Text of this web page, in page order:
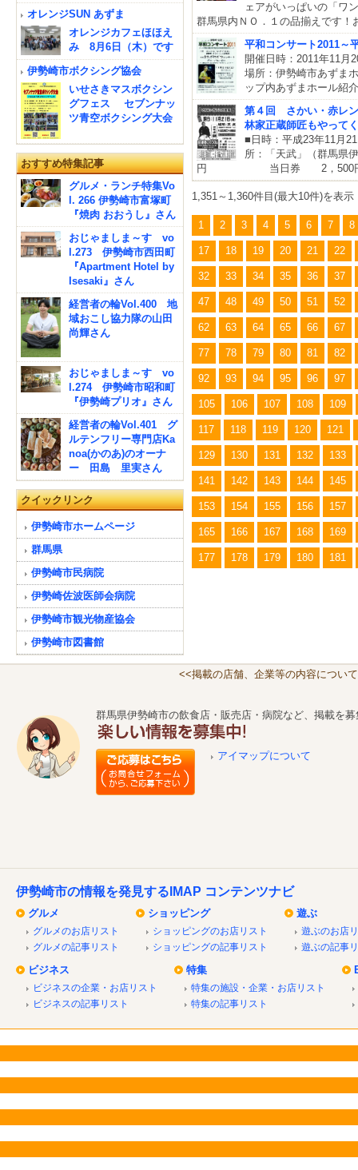
ェアがいっぱいの「ワ
群馬県内ＮＯ．１の品揃えです！
平和コンサート2011～
開催日時：2011年
場所：伊勢崎市あず
ップ内あずまホール紹
第４回 さかい・赤レ
林家正蔵師匠もやって
■日時：平成23年11
所：「天武」（群馬県
円 当日券 2
1,351～1,360件目(最大10件)を表示
1 2 3 4 5 6 7 8
17 18 19 20 21 22
32 33 34 35 36 37
47 48 49 50 51 52
62 63 64 65 66 67
77 78 79 80 81 82
92 93 94 95 96 97
105 106 107 108 109
117 118 119 120 121
129 130 131 132 133
141 142 143 144 145
153 154 155 156 157
165 166 167 168 169
177 178 179 180 181
オレンジSUN あずま
オレンジカフェほほえ
み 8月6日（木）です
伊勢崎市ボクシング協会
いせさきマスボクシン
グフェス セブンナッ
ツ青空ボクシング大会
おすすめ特集記事
グルメ・ランチ特集Vo
l. 266 伊勢崎市富塚町
『焼肉 おおうし』さん
おじゃましま～す vo
l.273 伊勢崎市西田町
『Apartment Hotel by
Isesaki』さん
経営者の輪Vol.400 地
域おこし協力隊の山田
尚輝さん
おじゃましま～す vo
l.274 伊勢崎市昭和町
『伊勢崎プリオ』さん
経営者の輪Vol.401 グ
ルテンフリー専門店Ka
noa(かのあ)のオーナ
ー 田島 里実さん
クイックリンク
伊勢崎市ホームページ
群馬県
伊勢崎市民病院
伊勢崎佐波医師会病院
伊勢崎市観光物産協会
伊勢崎市図書館
<<掲載の店舗、企業等の内容につい
群馬県伊勢崎市の飲食店・販売店・病院など、掲載を
アイマップについて
伊勢崎市の情報を発見するIMAP コンテンツナビ
グルメ
グルメのお店リスト
グルメの記事リスト
ショッピング
ショッピングのお店リスト
ショッピングの記事リスト
遊ぶ
遊ぶのお店
遊ぶの記事
ビジネス
ビジネスの企業・お店リスト
ビジネスの記事リスト
特集
特集の施設・企業・お店リスト
特集の記事リスト